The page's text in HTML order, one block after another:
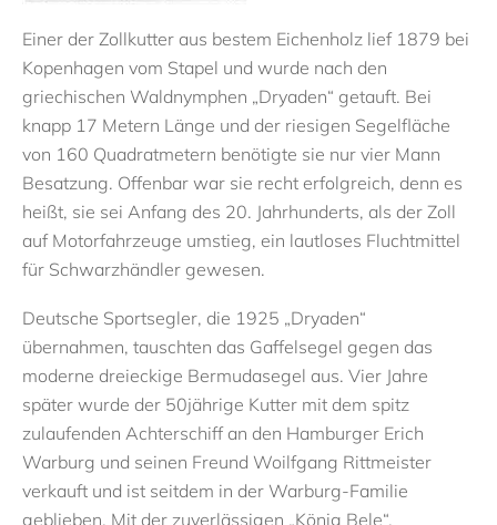
Einer der Zollkutter aus bestem Eichenholz lief 1879 bei
Kopenhagen vom Stapel und wurde nach den
griechischen Waldnymphen „Dryaden“ getauft. Bei
knapp 17 Metern Länge und der riesigen Segelfläche
von 160 Quadratmetern benötigte sie nur vier Mann
Besatzung. Offenbar war sie recht erfolgreich, denn es
heißt, sie sei Anfang des 20. Jahrhunderts, als der Zoll
auf Motorfahrzeuge umstieg, ein lautloses Fluchtmittel
für Schwarzhändler gewesen.
Deutsche Sportsegler, die 1925 „Dryaden“
übernahmen, tauschten das Gaffelsegel gegen das
moderne dreieckige Bermudasegel aus. Vier Jahre
später wurde der 50jährige Kutter mit dem spitz
zulaufenden Achterschiff an den Hamburger Erich
Warburg und seinen Freund Woilfgang Rittmeister
verkauft und ist seitdem in der Warburg-Familie
geblieben. Mit der zuverlässigen „König Bele“,